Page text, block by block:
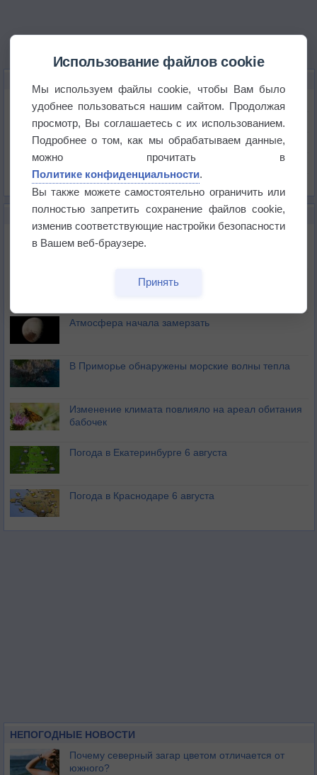
Температура
Давление
Осадки
Облачность
Список всех карт
НОВОЕ О ПОГОДЕ
Космическая погода и транспорт
Приложение построит маршрут через тень
Атмосфера начала замерзать
В Приморье обнаружены морские волны тепла
Изменение климата повлияло на ареал обитания
бабочек
Погода в Екатеринбурге 6 августа
Погода в Краснодаре 6 августа
НЕПОГОДНЫЕ НОВОСТИ
Почему северный загар цветом отличается от
южного?
Использование файлов cookie
Мы используем файлы cookie, чтобы Вам было
удобнее пользоваться нашим сайтом. Продолжая
просмотр, Вы соглашаетесь с их использованием.
Подробнее о том, как мы обрабатываем данные,
можно прочитать в
Политике конфиденциальности.
Вы также можете самостоятельно ограничить или
полностью запретить сохранение файлов cookie,
изменив соответствующие настройки безопасности
в Вашем веб-браузере.
Принять